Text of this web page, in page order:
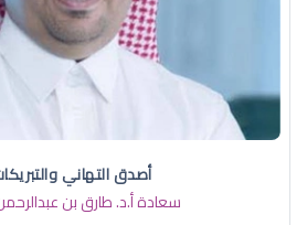
أصدق التهاني
سعادة أ.د. ​طارق بن